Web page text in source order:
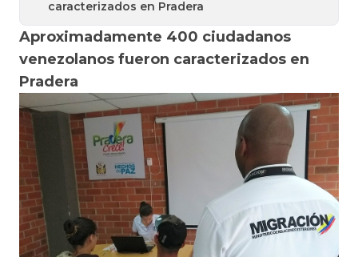
caracterizados en Pradera
Aproximadamente 400 ciudadanos
venezolanos fueron caracterizados en
Pradera